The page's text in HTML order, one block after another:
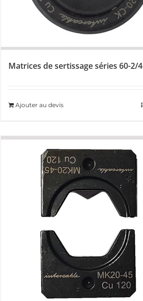
Matrices de sertissage séries 60-2/4
Ajouter au devis